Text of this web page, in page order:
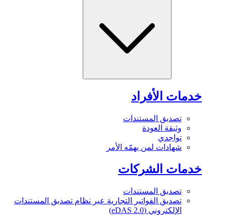
خدمات الأفراد
تصديق المستندات
وثيقة العودة
تواجدي
شهادات لمن يهمّه الأمر
خدمات الشركات
تصديق المستندات
تصديق الفواتير التجارية عبر نظام تصديق المستندات
الإلكتروني (eDAS 2.0)